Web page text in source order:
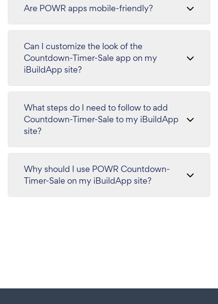
Are POWR apps mobile-friendly?
Can I customize the look of the
Countdown-Timer-Sale app on my
iBuildApp site?
What steps do I need to follow to add
Countdown-Timer-Sale to my iBuildApp
site?
Why should I use POWR Countdown-
Timer-Sale on my iBuildApp site?